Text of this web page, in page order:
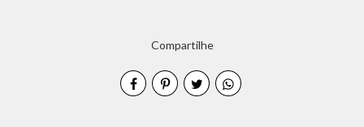
Compartilhe